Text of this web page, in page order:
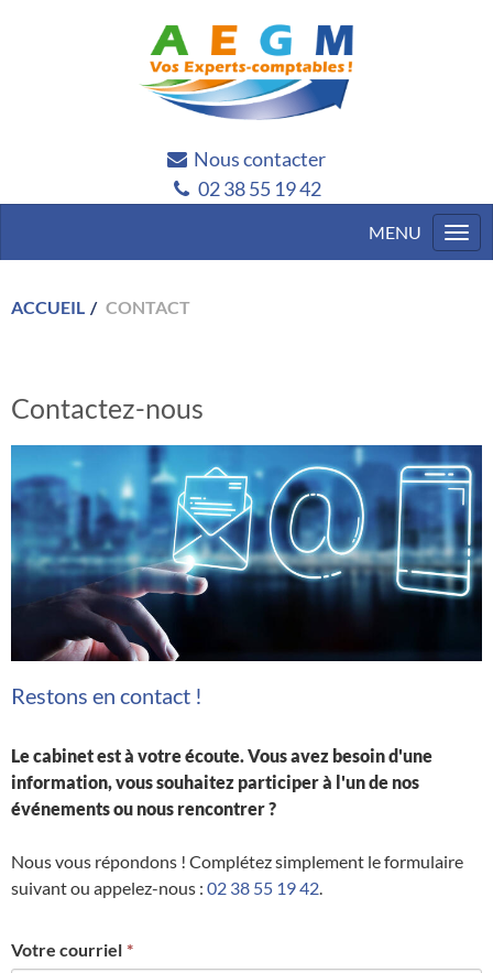
Nous contacter
02 38 55 19 42
ACCUEIL CONTACT
Contactez-nous
Restons en contact !
Le cabinet est à votre écoute. Vous avez besoin d'une
information, vous souhaitez participer à l'un de nos
événements ou nous rencontrer ?
Nous vous répondons ! Complétez simplement le formulaire
suivant ou appelez-nous : 02 38 55 19 42.
Votre courriel